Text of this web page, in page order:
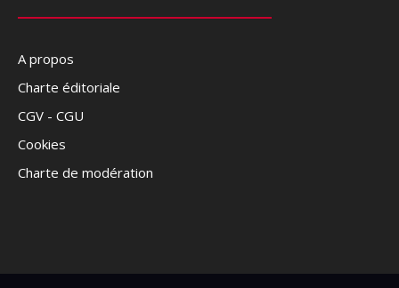
A propos
Charte éditoriale
CGV - CGU
Cookies
Charte de modération